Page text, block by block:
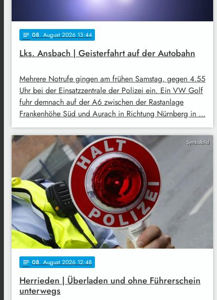
notes 08. August 2026 13:44
Lks. Ansbach | Geisterfahrt auf der Autobahn
Mehrere Notrufe gingen am frühen Samstag, gegen 4.55
Uhr bei der Einsatzzentrale der Polizei ein. Ein VW Golf
fuhr demnach auf der A6 zwischen der Rastanlage
Frankenhöhe Süd und Aurach in Richtung Nürnberg in …
Symbolbild
notes 08. August 2026 12:48
Herrieden | Überladen und ohne Führerschein
unterwegs